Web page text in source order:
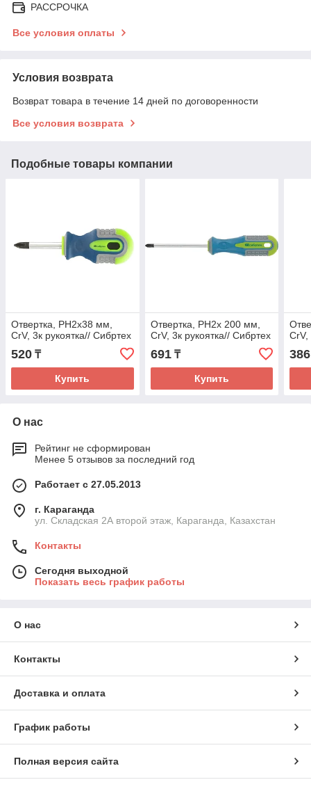
РАССРОЧКА
Все условия оплаты
Условия возврата
Возврат товара в течение 14 дней по договоренности
Все условия возврата
Подобные товары компании
Отвертка, PH2х38 мм,
CrV, 3к рукоятка// Сибртех
520 ₸
Купить
Отвертка, PH2х 200 мм,
CrV, 3к рукоятка// Сибртех
691₸
Купить
CrV,
386
О нас
Рейтинг не сформирован
Менее 5 отзывов за последний год
Работает с 27.05.2013
г. Караганда
ул. Складская 2А второй этаж, Караганда, Казахстан
Контакты
Сегодня выходной
Показать весь график работы
О нас
Контакты
Доставка и оплата
График работы
Полная версия сайта